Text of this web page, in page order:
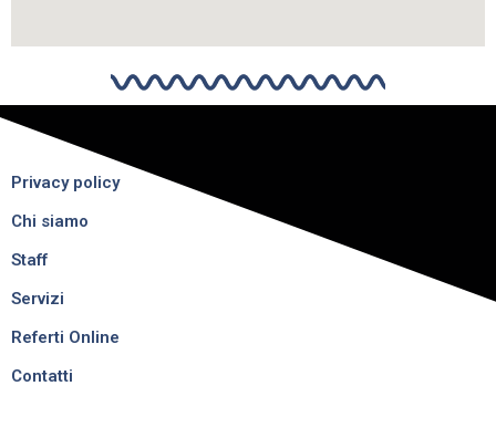
Privacy policy
Chi siamo
Staff
Servizi
Referti Online
Contatti